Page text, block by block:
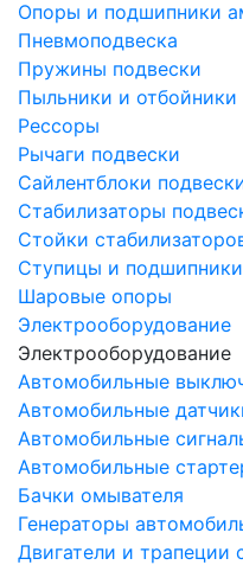
Опоры и подшипники
Пневмоподвеска
Пружины подвески
Пыльники и отбойники
Рессоры
Рычаги подвески
Сайлентблоки
Стабилизаторы
Стойки
Ступицы и
Шаровые опоры
Электрооборудование
Электрооборудование
Автомобильные
Автомобильные
Автомобильные
Автомобильные
Бачки омывателя
Генераторы
Двигатели и трапеции